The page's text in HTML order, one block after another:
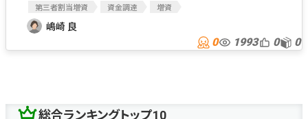
第三者割当増資 資金調達
増資
資金調達のメリットとデメリット
個人投資家
嶋崎 良
0 1993 0 0
総合ランキングトップ10